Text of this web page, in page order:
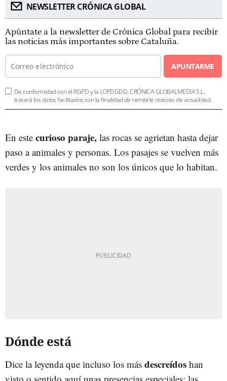
NEWSLETTER CRÓNICA GLOBAL
Apúntate a la newsletter de Crónica Global para recibir
las noticias más importantes sobre Cataluña.
APUNTARME
De conformidad con el RGPD y la LOPDGDD, CRÓNICA GLOBALMEDIA S.L.
tratará los datos facilitados con la finalidad de remitirle noticias de actualidad.
En este curioso paraje, las rocas se agrietan hasta dejar
paso a animales y personas. Los pasajes se vuelven más
verdes y los animales no son los únicos que lo habitan.
Dónde está
Dice la leyenda que incluso los más descreídos han